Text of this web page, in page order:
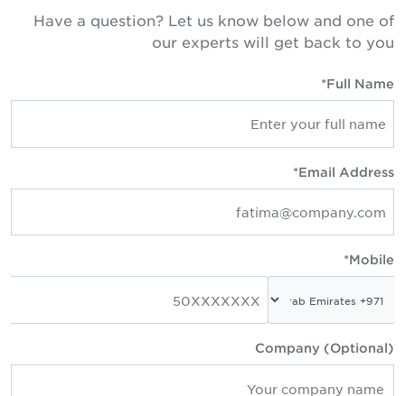
Have a question? Let us know below and one of
our experts will get back to you
Full Name*
Email Address*
Mobile*
Company (Optional)